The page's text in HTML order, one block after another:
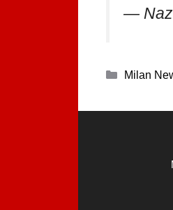
—
Categorie
Milan